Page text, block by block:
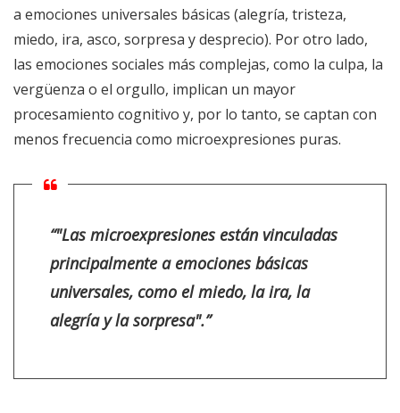
a emociones universales básicas (alegría, tristeza,
miedo, ira, asco, sorpresa y desprecio). Por otro lado,
las emociones sociales más complejas, como la culpa, la
vergüenza o el orgullo, implican un mayor
procesamiento cognitivo y, por lo tanto, se captan con
menos frecuencia como microexpresiones puras.
“"Las microexpresiones están vinculadas
principalmente a emociones básicas
universales, como el miedo, la ira, la
alegría y la sorpresa".”